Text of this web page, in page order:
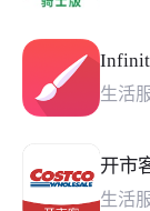
生活
开市
生活